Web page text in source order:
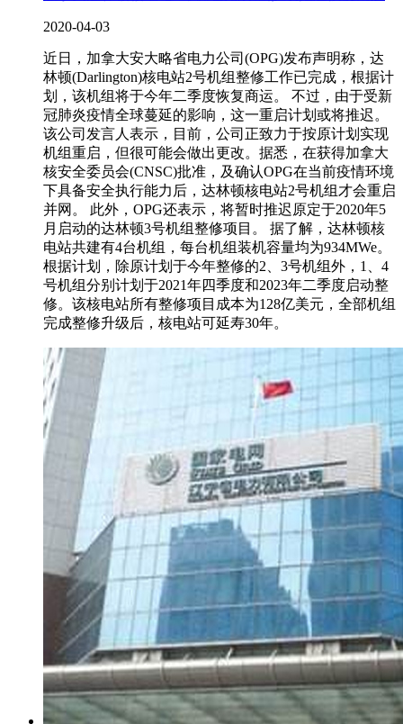
2020-04-03
近日，加拿大安大略省电力公司(OPG)发布声明称，达
林顿(Darlington)核电站2号机组整修工作已完成，根据计
划，该机组将于今年二季度恢复商运。 不过，由于受新
冠肺炎疫情全球蔓延的影响，这一重启计划或将推迟。
该公司发言人表示，目前，公司正致力于按原计划实现
机组重启，但很可能会做出更改。据悉，在获得加拿大
核安全委员会(CNSC)批准，及确认OPG在当前疫情环境
下具备安全执行能力后，达林顿核电站2号机组才会重启
并网。 此外，OPG还表示，将暂时推迟原定于2020年5
月启动的达林顿3号机组整修项目。 据了解，达林顿核
电站共建有4台机组，每台机组装机容量均为934MWe。
根据计划，除原计划于今年整修的2、3号机组外，1、4
号机组分别计划于2021年四季度和2023年二季度启动整
修。该核电站所有整修项目成本为128亿美元，全部机组
完成整修升级后，核电站可延寿30年。